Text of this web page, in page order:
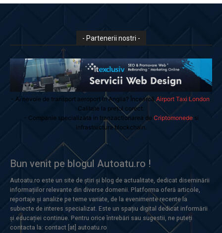
- Partenerii nostri -
- Ai nevoie de transport aeroport in Anglia? Încearcă Airport Taxi London.
Calitate la prețul corect.
- Companie specializata in tranzactionarea de Criptomonedesi
infrastructura blockchain.
Bun venit pe blogul Autoatu.ro !
Autoatu.ro este un site de știri și blog de actualitate, dedicat diseminării
informațiilor relevante din diverse domenii. Platforma oferă articole,
reportaje și analize pe teme variate, de la evenimente recente la
subiecte de interes specializat. Este un spațiu digital dedicat informării
și educației continue. Pentru orice întrebări sau sugestii, ne puteți
contacta la: contact [at] autoatu.ro